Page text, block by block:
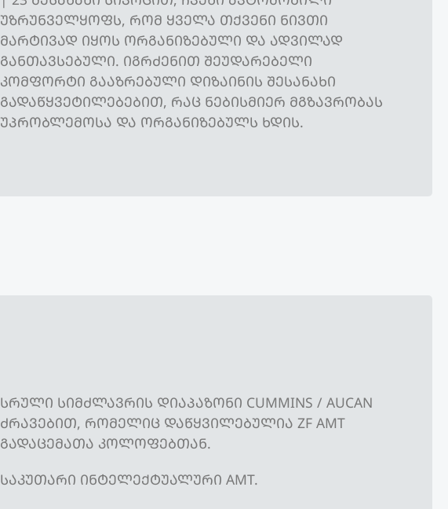
ᲣᲖᲠᲣᲜᲕᲔᲚᲧᲝᲤᲡ, ᲠᲝᲛ ᲧᲕᲔᲚᲐ ᲗᲥᲕᲔᲜᲘ ᲜᲘᲕᲗᲘ
ᲛᲐᲠᲢᲘᲕᲐᲓ ᲘᲧᲝᲡ ᲝᲠᲒᲐᲜᲘᲖᲔᲑᲣᲚᲘ ᲓᲐ ᲐᲓᲕᲘᲚᲐᲓ
ᲒᲐᲜᲗᲐᲕᲡᲔᲑᲣᲚᲘ. ᲘᲒᲠᲫᲔᲜᲘᲗ ᲨᲔᲣᲓᲐᲠᲔᲑᲔᲚᲘ
ᲙᲝᲛᲤᲝᲠᲢᲘ ᲒᲐᲐᲖᲠᲔᲑᲣᲚᲘ ᲓᲘᲖᲐᲘᲜᲘᲡ ᲨᲔᲡᲐᲜᲐᲮᲘ
ᲒᲐᲓᲐᲬᲧᲕᲔᲢᲘᲚᲔᲑᲔᲑᲘᲗ, ᲠᲐᲪ ᲜᲔᲑᲘᲡᲛᲘᲔᲠ ᲛᲒᲖᲐᲕᲠᲝᲑᲐᲡ
ᲣᲞᲠᲝᲑᲚᲔᲛᲝᲡᲐ ᲓᲐ ᲝᲠᲒᲐᲜᲘᲖᲔᲑᲣᲚᲡ ᲮᲓᲘᲡ.
ᲡᲠᲣᲚᲘ ᲡᲘᲛᲫᲚᲐᲕᲠᲘᲡ ᲓᲘᲐᲞᲐᲖᲝᲜᲘ CUMMINS / AUCAN
ᲫᲠᲐᲕᲔᲑᲘᲗ, ᲠᲝᲛᲔᲚᲘᲪ ᲓᲐᲬᲧᲕᲘᲚᲔᲑᲣᲚᲘᲐ ZF AMT
ᲒᲐᲓᲐᲪᲔᲛᲐᲗᲐ ᲙᲝᲚᲝᲤᲔᲑᲗᲐᲜ.
ᲡᲐᲙᲣᲗᲐᲠᲘ ᲘᲜᲢᲔᲚᲔᲥᲢᲣᲐᲚᲣᲠᲘ AMT.